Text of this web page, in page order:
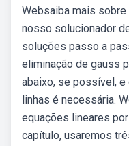
Websaiba mais
nosso solucionador
soluções passo a
eliminação de gauss
abaixo, se possível,
linhas é necessária.
equações lineares
capítulo, usaremos